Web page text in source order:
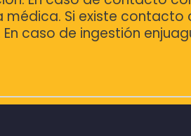
Si existe contacto
caso de ingestión